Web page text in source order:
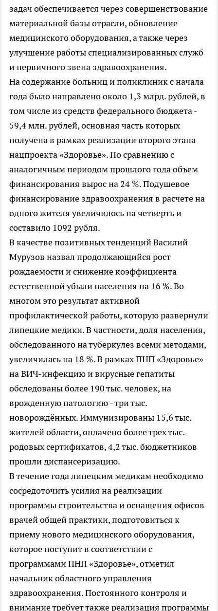
задач обеспечивается через совершенствование
материальной базы отрасли, обновление
медицинского оборудования, а также через
улучшение работы специализированных служб
и первичного звена здравоохранения.
На содержание больниц и поликлиник с начала
года было направлено около 1,3 млрд. рублей, в
том числе из средств федерального бюджета -
59,4 млн. рублей, основная часть которых
получена в рамках реализации второго этапа
нацпроекта «Здоровье». По сравнению с
аналогичным периодом прошлого года объем
финансирования вырос на 24 %. Подушевое
финансирование здравоохранения в расчете на
одного жителя увеличилось на четверть и
составило 1092 рубля.
В качестве позитивных тенденций Василий
Мурузов назвал продолжающийся рост
рождаемости и снижение коэффициента
естественной убыли населения на 16 %. Во
многом это результат активной
профилактической работы, которую развернули
липецкие медики. В частности, доля населения,
обследованного на туберкулез всеми методами,
увеличилась на 18 %. В рамках ПНП «Здоровье»
на ВИЧ-инфекцию и вирусные гепатиты
обследованы более 190 тыс. человек, на
врожденную патологию - три тыс.
новорождённых. Иммунизированы 15,6 тыс.
жителей области, оплачено более трех тыс.
родовых сертификатов, 4,2 тыс. бюджетников
прошли диспансеризацию.
В течение года липецким медикам необходимо
сосредоточить усилия на реализации
программы строительства и оснащения офисов
врачей общей практики, подготовиться к
приему нового медицинского оборудования,
которое поступит в соответствии с
программами ПНП «Здоровье», отметил
начальник областного управления
здравоохранения. Постоянного контроля и
внимание требует также реализация программы